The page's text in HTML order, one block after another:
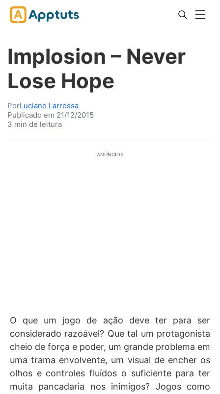
Implosion – Never
Lose Hope
PorLuciano Larrossa
Publicado em 21/12/2015
3 min de leitura
ANÚNCIOS
O que um jogo de ação deve ter para ser
considerado razoável? Que tal um protagonista
cheio de força e poder, um grande problema em
uma trama envolvente, um visual de encher os
olhos e controles fluídos o suficiente para ter
muita pancadaria nos inimigos? Jogos como